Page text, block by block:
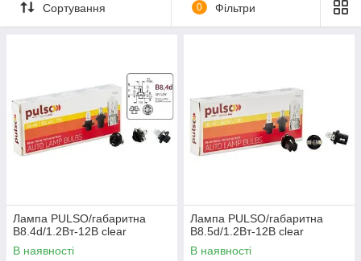
Сортування 0 Фільтри
Лампа PULSO/габаритна
B8.4d/1.2Вт-12В clear
В наявності
Лампа PULSO/габаритна
B8.5d/1.2Вт-12В clear
В наявності